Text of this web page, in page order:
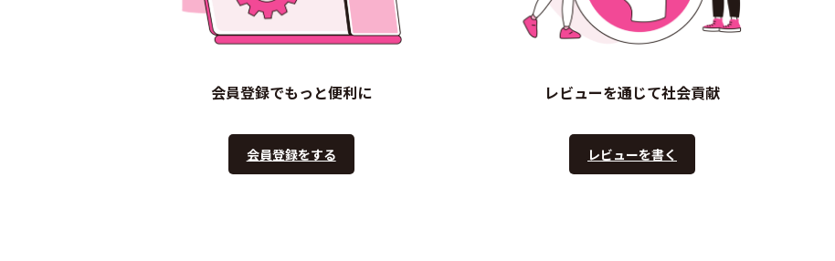
会員登録でもっと便利に
会員登録をする
レビューを通じて社会貢献
レビューを書く